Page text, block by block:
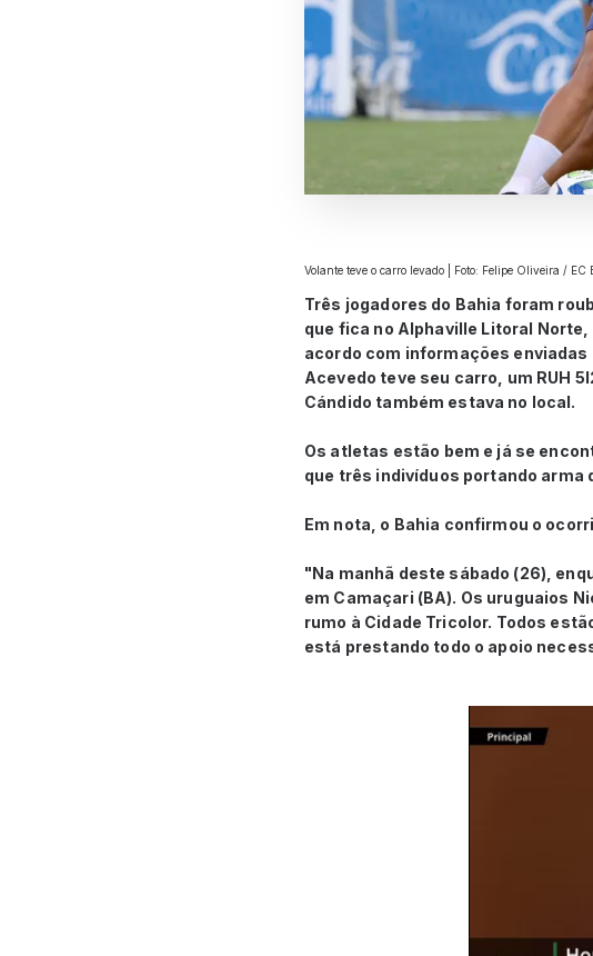
Volante teve o carro levado | Foto: Felipe Oliveira / EC
Três jogadores do Bahia foram
que fica no Alphaville Litoral
acordo com informações
Acevedo teve seu carro, um RUH
Cándido também estava no local.
Os atletas estão bem e já se
que três indivíduos portando arma
Em nota, o Bahia confirmou o
"Na manhã deste sábado (26),
em Camaçari (BA). Os uruguaios
rumo à Cidade Tricolor. Todos
está prestando todo o apoio